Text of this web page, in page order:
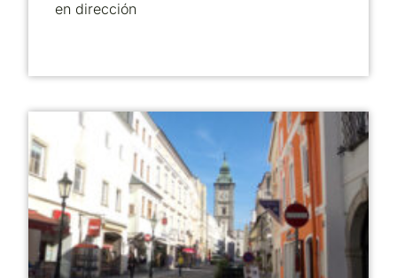
en dirección